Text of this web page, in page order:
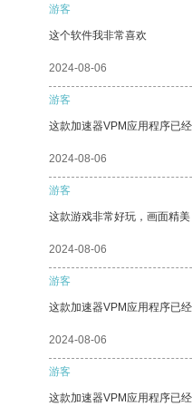
游客
这个软件我非常喜欢
2024-08-06
游客
这款加速器VPM应用程序已
2024-08-06
游客
这款游戏非常好玩，画面精美
2024-08-06
游客
这款加速器VPM应用程序已
2024-08-06
游客
这款加速器VPM应用程序已